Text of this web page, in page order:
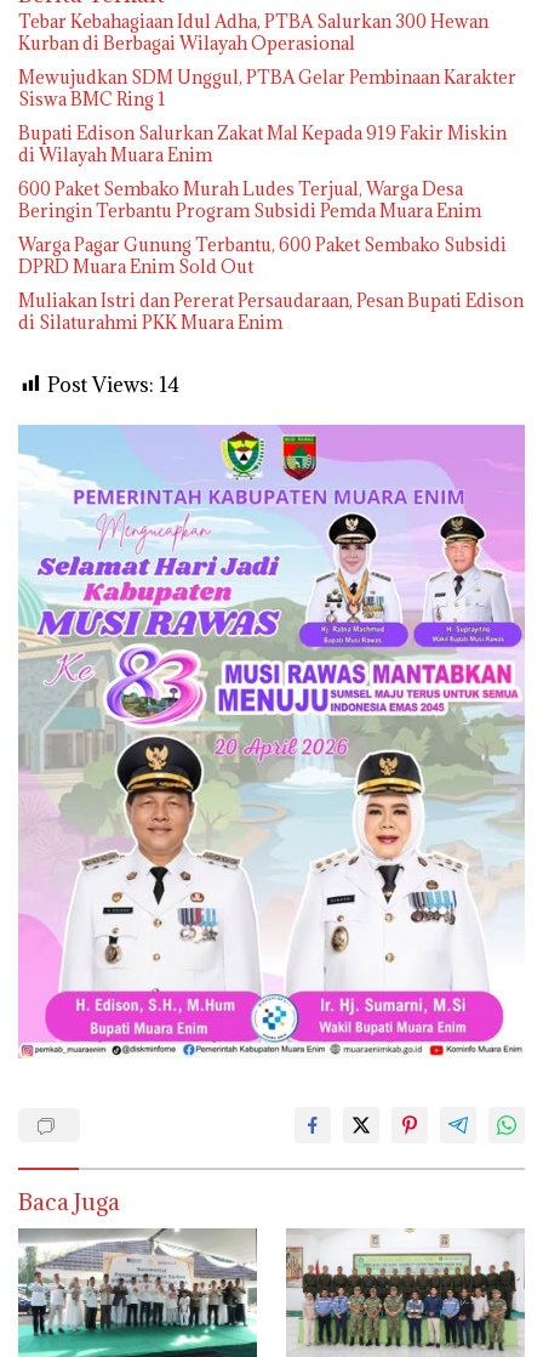
Tebar Kebahagiaan Idul Adha, PTBA Salurkan 300 Hewan
Kurban di Berbagai Wilayah Operasional
Mewujudkan SDM Unggul, PTBA Gelar Pembinaan Karakter
Siswa BMC Ring 1
Bupati Edison Salurkan Zakat Mal Kepada 919 Fakir Miskin
di Wilayah Muara Enim
600 Paket Sembako Murah Ludes Terjual, Warga Desa
Beringin Terbantu Program Subsidi Pemda Muara Enim
Warga Pagar Gunung Terbantu, 600 Paket Sembako Subsidi
DPRD Muara Enim Sold Out
Muliakan Istri dan Pererat Persaudaraan, Pesan Bupati Edison
di Silaturahmi PKK Muara Enim
Post Views: 14
Baca Juga